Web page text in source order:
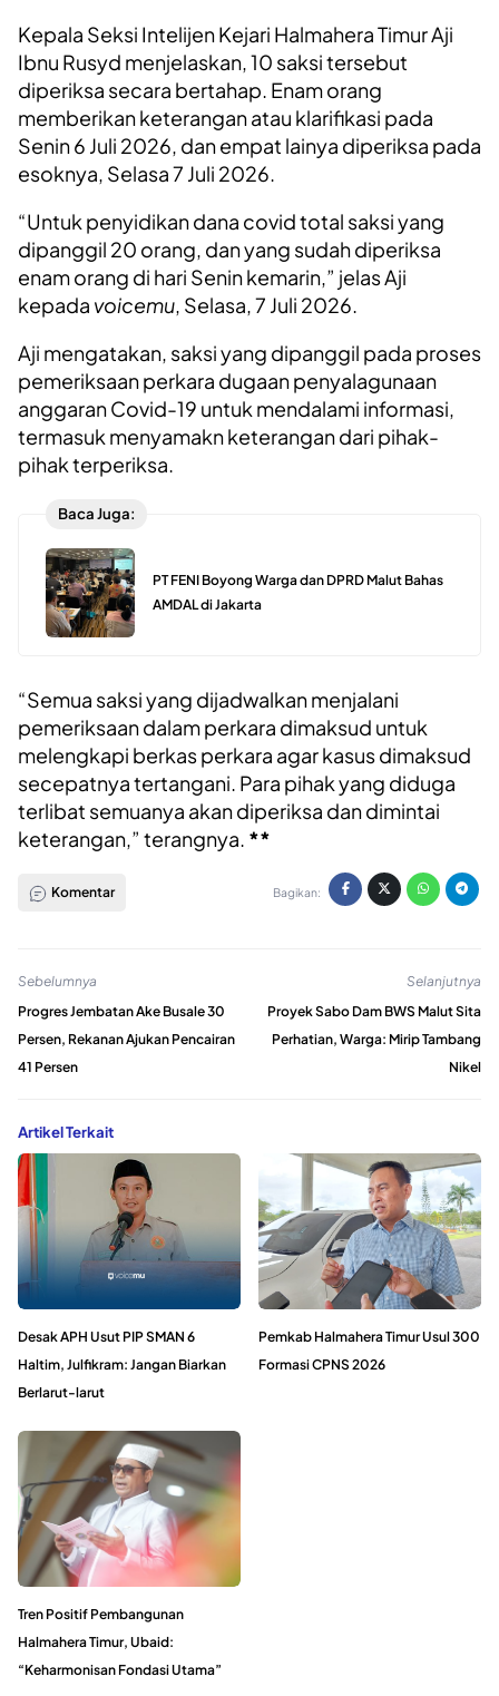
Kepala Seksi Intelijen Kejari Halmahera Timur Aji
Ibnu Rusyd menjelaskan, 10 saksi tersebut
diperiksa secara bertahap. Enam orang
memberikan keterangan atau klarifikasi pada
Senin 6 Juli 2026, dan empat lainya diperiksa pada
esoknya, Selasa 7 Juli 2026.
“Untuk penyidikan dana covid total saksi yang
dipanggil 20 orang, dan yang sudah diperiksa
enam orang di hari Senin kemarin,” jelas Aji
kepada voicemu, Selasa, 7 Juli 2026.
Aji mengatakan, saksi yang dipanggil pada proses
pemeriksaan perkara dugaan penyalagunaan
anggaran Covid-19 untuk mendalami informasi,
termasuk menyamakn keterangan dari pihak-
pihak terperiksa.
Baca Juga:
PT FENI Boyong Warga dan DPRD Malut Bahas
AMDAL di Jakarta
“Semua saksi yang dijadwalkan menjalani
pemeriksaan dalam perkara dimaksud untuk
melengkapi berkas perkara agar kasus dimaksud
secepatnya tertangani. Para pihak yang diduga
terlibat semuanya akan diperiksa dan dimintai
keterangan,” terangnya. **
Komentar Bagikan:
Sebelumnya
Progres Jembatan Ake Busale 30
Persen, Rekanan Ajukan Pencairan
41 Persen
Selanjutnya
Proyek Sabo Dam BWS Malut Sita
Perhatian, Warga: Mirip Tambang
Nikel
Artikel Terkait
Desak APH Usut PIP SMAN 6
Haltim, Julfikram: Jangan Biarkan
Berlarut-larut
Pemkab Halmahera Timur Usul 300
Formasi CPNS 2026
Tren Positif Pembangunan
Halmahera Timur, Ubaid:
“Keharmonisan Fondasi Utama”